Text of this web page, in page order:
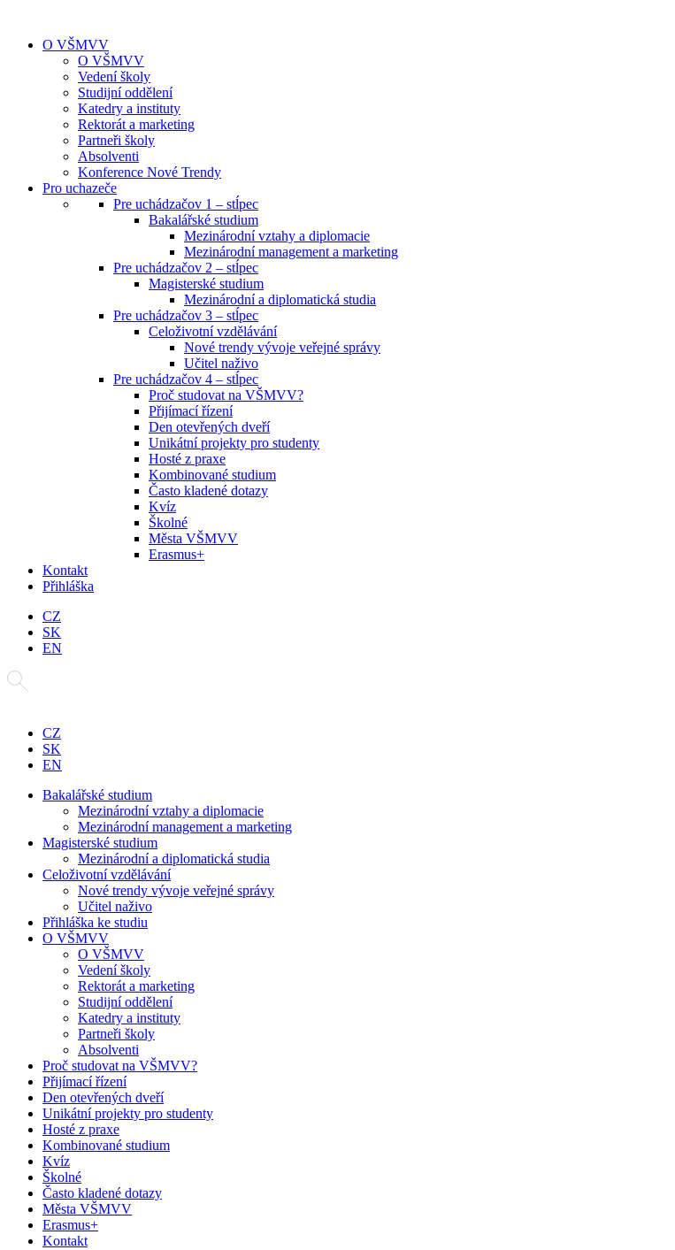
O VŠMVV
O VŠMVV
Vedení školy
Studijní oddělení
Katedry a instituty
Rektorát a marketing
Partneři školy
Absolventi
Konference Nové Trendy
Pro uchazeče
Pre uchádzačov 1 – stĺpec
Bakalářské studium
Mezinárodní vztahy a diplomacie
Mezinárodní management a marketing
Pre uchádzačov 2 – stĺpec
Magisterské studium
Mezinárodní a diplomatická studia
Pre uchádzačov 3 – stĺpec
Celoživotní vzdělávání
Nové trendy vývoje veřejné správy
Učitel naživo
Pre uchádzačov 4 – stĺpec
Proč studovat na VŠMVV?
Přijímací řízení
Den otevřených dveří
Unikátní projekty pro studenty
Hosté z praxe
Kombinované studium
Často kladené dotazy
Kvíz
Školné
Města VŠMVV
Erasmus+
Kontakt
Přihláška
CZ
SK
EN
CZ
SK
EN
Bakalářské studium
Mezinárodní vztahy a diplomacie
Mezinárodní management a marketing
Magisterské studium
Mezinárodní a diplomatická studia
Celoživotní vzdělávání
Nové trendy vývoje veřejné správy
Učitel naživo
Přihláška ke studiu
O VŠMVV
O VŠMVV
Vedení školy
Rektorát a marketing
Studijní oddělení
Katedry a instituty
Partneři školy
Absolventi
Proč studovat na VŠMVV?
Přijímací řízení
Den otevřených dveří
Unikátní projekty pro studenty
Hosté z praxe
Kombinované studium
Kvíz
Školné
Často kladené dotazy
Města VŠMVV
Erasmus+
Kontakt